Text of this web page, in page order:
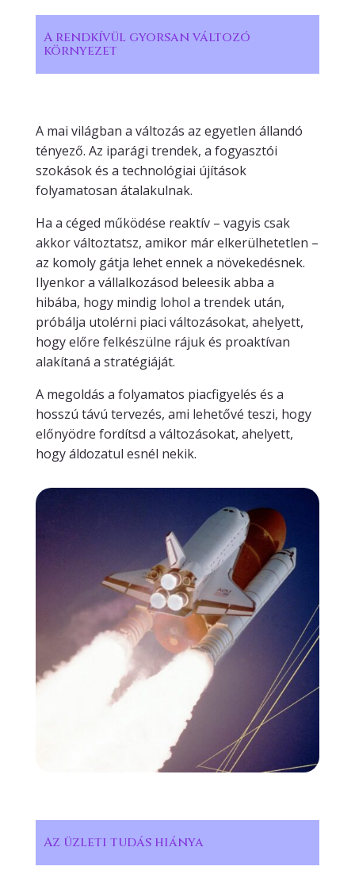
A rendkívül gyorsan változó
környezet
A mai világban a változás az egyetlen állandó
tényező. Az iparági trendek, a fogyasztói
szokások és a technológiai újítások
folyamatosan átalakulnak.
Ha a céged működése reaktív – vagyis csak
akkor változtatsz, amikor már elkerülhetetlen –
az komoly gátja lehet ennek a növekedésnek.
Ilyenkor a vállalkozásod beleesik abba a
hibába, hogy mindig lohol a trendek után,
próbálja utolérni piaci változásokat, ahelyett,
hogy előre felkészülne rájuk és proaktívan
alakítaná a stratégiáját.
A megoldás a folyamatos piacfigyelés és a
hosszú távú tervezés, ami lehetővé teszi, hogy
előnyödre fordítsd a változásokat, ahelyett,
hogy áldozatul esnél nekik.
Az üzleti tudás hiánya